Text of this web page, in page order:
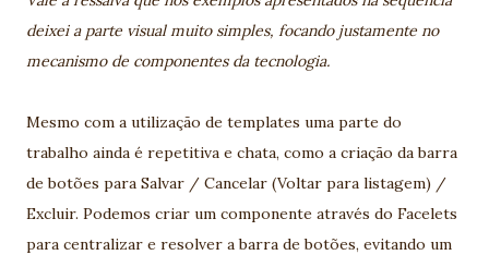
deixei a parte visual muito simples, focando justamente no
mecanismo de componentes da tecnologia.
Mesmo com a utilização de templates uma parte do
trabalho ainda é repetitiva e chata, como a criação da barra
de botões para Salvar / Cancelar (Voltar para listagem) /
Excluir. Podemos criar um componente através do Facelets
para centralizar e resolver a barra de botões, evitando um